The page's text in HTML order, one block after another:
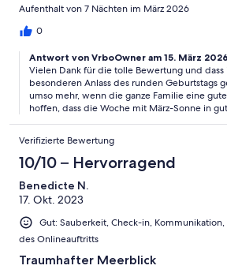
Aufenthalt von 7 Nächten im März 2026
0
Antwort von VrboOwner am 15. März 2026
Vielen Dank für die tolle Bewertung und dass
besonderen Anlass des runden Geburtstags
umso mehr, wenn die ganze Familie eine
hoffen, dass die Woche mit März-Sonne in
Verifizierte Bewertung
10/10 – Hervorragend
Benedicte N.
17. Okt. 2023
Gut: Sauberkeit, Check-in,
des Onlineauftritts
Traumhafter Meerblick